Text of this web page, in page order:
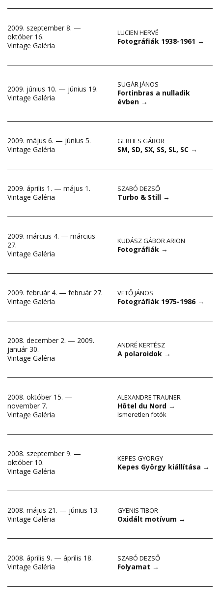
2009. szeptember 8. —
október 16.
Vintage Galéria
LUCIEN HERVÉ
Fotográfiák 1938-1961 →
2009. június 10. — június 19.
Vintage Galéria
SUGÁR JÁNOS
Fortinbras a nulladik
évben →
2009. május 6. — június 5.
Vintage Galéria
GERHES GÁBOR
SM, SD, SX, SS, SL, SC →
2009. április 1. — május 1.
Vintage Galéria
SZABÓ DEZSŐ
Turbo & Still →
2009. március 4. — március
27.
Vintage Galéria
KUDÁSZ GÁBOR ARION
Fotográfiák →
2009. február 4. — február 27.
Vintage Galéria
VETŐ JÁNOS
Fotográfiák 1975-1986 →
2008. december 2. — 2009.
január 30.
Vintage Galéria
ANDRÉ KERTÉSZ
A polaroidok →
2008. október 15. —
november 7.
Vintage Galéria
ALEXANDRE TRAUNER
Hôtel du Nord →
Ismeretlen fotók
2008. szeptember 9. —
október 10.
Vintage Galéria
KEPES GYÖRGY
Kepes György kiállítása →
2008. május 21. — június 13.
Vintage Galéria
GYENIS TIBOR
Oxidált motívum →
2008. április 9. — április 18.
Vintage Galéria
SZABÓ DEZSŐ
Folyamat →